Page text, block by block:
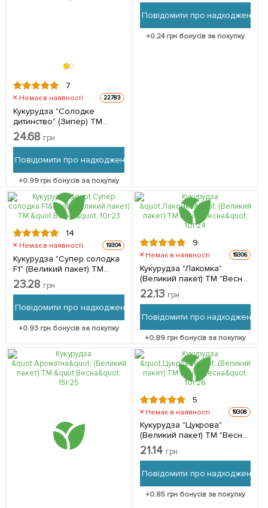
7
Немає в наявності 22783
Кукурудза "Солодке
дитинство" (Зипер) ТМ
"Весна" 15г
24.68 грн
Повідомити про надходження
+0.99грн бонусів за покупку
Повідомити про надходження
+0.24грн бонусів за покупку
14
Немає в наявності 19304
Кукурудза "Супер солодка
F1" (Великий пакет) ТМ
"Весна" 10г
23.28 грн
Повідомити про надходження
+0.93 грн бонусів за покупку
9
Немає в наявності 19306
Кукурудза "Лакомка"
(Великий пакет) ТМ "Весна"
10г
22.13 грн
Повідомити про надходження
+0.89 грн бонусів за покупку
5
Немає в наявності 19308
Кукурудза "Цукрова"
(Великий пакет) ТМ "Весна"
10г
21.14 грн
Повідомити про надходження
+0.85грн бонусів за покупку